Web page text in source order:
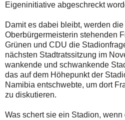
Eigeninitiative abgeschreckt
Damit es dabei bleibt, werden
Oberbürgermeisterin stehenden
Grünen und CDU die
nächsten Stadtratssitzung im
wankende und schwankende
das auf dem Höhepunkt der
Namibia entschwebte, um dort
zu diskutieren.
Was schert sie ein Stadion,